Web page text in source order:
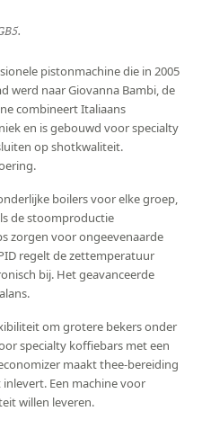
pistonmachine die in 2005
werd naar Giovanna Bambi, de
combineert Italiaans
en is gebouwd voor specialty
op shotkwaliteit.
boilers voor elke groep,
de stoomproductie
zorgen voor ongeevenaarde
regelt de zettemperatuur
bij. Het geavanceerde
om grotere bekers onder
specialty koffiebars met een
maakt thee-bereiding
Een machine voor
willen leveren.